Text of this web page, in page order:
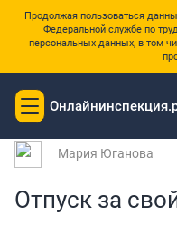
Продолжая пользоваться
Федеральной службе по
персональных данных, в том
Toggle
navigation
Главная
Мария Юганова
Отпуск за